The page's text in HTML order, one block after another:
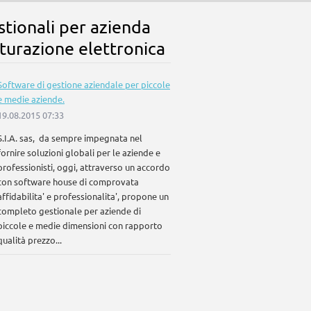
per azienda
elettronica
di gestione aziendale per piccole
medie aziende.
07:33
sas, da sempre impegnata nel
soluzioni globali per le aziende e
oggi, attraverso un accordo
software house di comprovata
e professionalita', propone un
gestionale per aziende di
e medie dimensioni con rapporto
prezzo...